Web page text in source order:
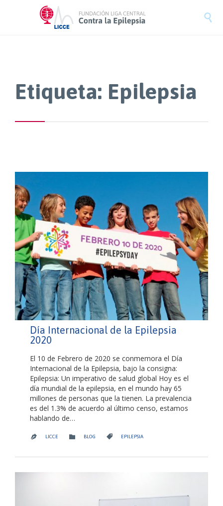

Etiqueta: Epilepsia
Día Internacional de la Epilepsia
2020
El 10 de Febrero de 2020 se conmemora el Día
Internacional de la Epilepsia, bajo la consigna:
Epilepsia: Un imperativo de salud global Hoy es el
día mundial de la epilepsia, en el mundo hay 65
millones de personas que la tienen. La prevalencia
es del 1.3% de acuerdo al último censo, estamos
hablando de…
 LICCE  CATEGORY
BLOG  CATEGORY
EPILEPSIA